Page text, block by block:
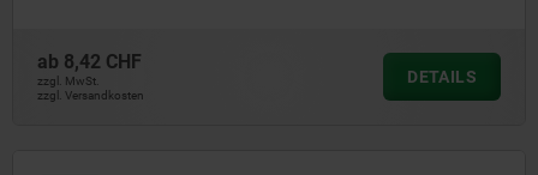
ab 8,42 CHF
zzgl. MwSt.
zzgl. Versandkosten
DETAILS